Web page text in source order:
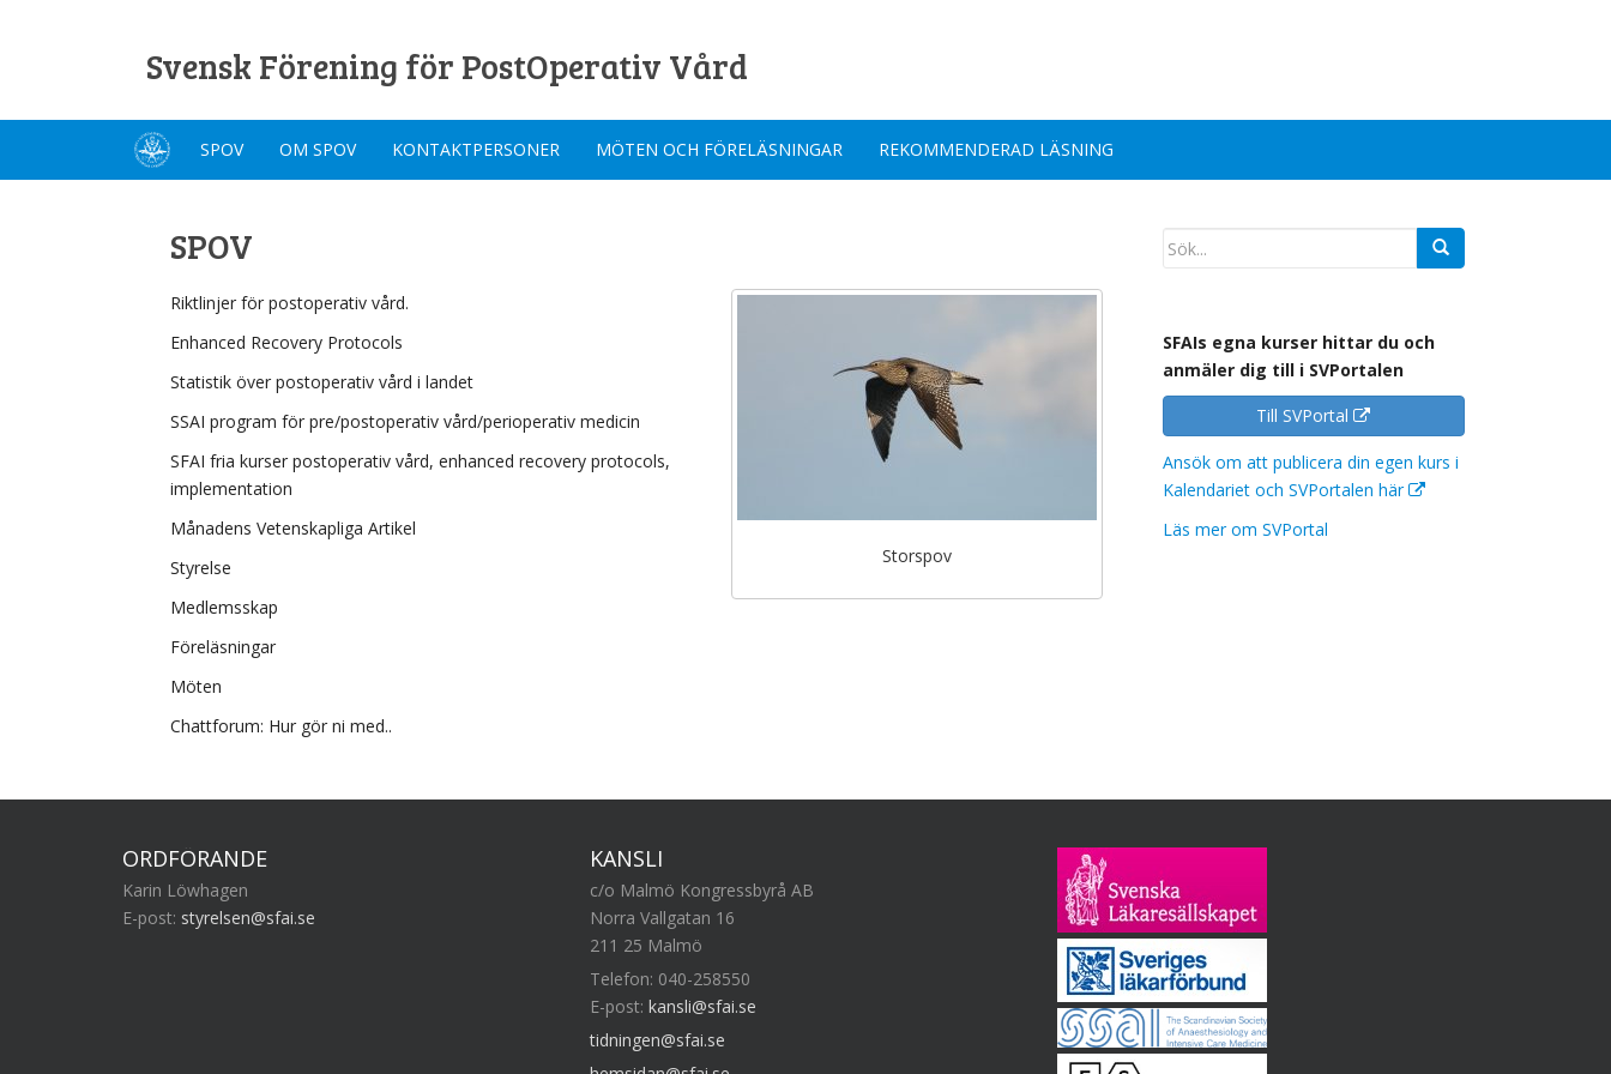
Svensk Förening för PostOperativ Vård
SPOV OM SPOV KONTAKTPERSONER MÖTEN OCH FÖRELÄSNINGAR REKOMMENDERAD LÄSNING
SPOV
Storspov
Riktlinjer för postoperativ vård.
Enhanced Recovery Protocols
Statistik över postoperativ vård i landet
SSAI program för pre/postoperativ vård/perioperativ medicin
SFAI fria kurser postoperativ vård, enhanced recovery protocols,
implementation
Månadens Vetenskapliga Artikel
Styrelse
Medlemsskap
Föreläsningar
Möten
Chattforum: Hur gör ni med..
SFAIs egna kurser hittar du och
anmäler dig till i SVPortalen
Till SVPortal
Ansök om att publicera din egen kurs i
Kalendariet och SVPortalen här
Läs mer om SVPortal
ORDFÖRANDE
Karin Löwhagen
E-post: styrelsen@sfai.se
KANSLI
c/o Malmö Kongressbyrå AB
Norra Vallgatan 16
211 25 Malmö
Telefon: 040-258550
E-post: kansli@sfai.se
tidningen@sfai.se